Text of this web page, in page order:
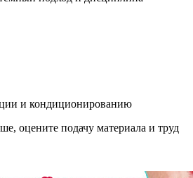
и кондиционированию
оцените подачу материала и труд